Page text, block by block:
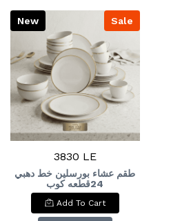
Sale
New
3830 LE
طقم عشاء بورسلين خط دهبي
24قطعه كوب
كريميPorcelain dinner set
with gold trim, 24 pieces,
cream-colored cup
Add To Cart